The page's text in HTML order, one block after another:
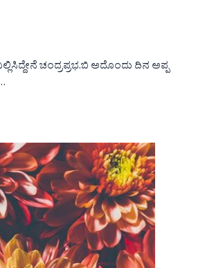
ಚಂದ್ರಪ್ರಭ.ಬಿ ಅದೊಂದು ದಿನ ಅಪ್ಪ